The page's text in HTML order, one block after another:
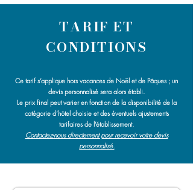
TARIF ET
CONDITIONS
Ce tarif s’applique hors vacances de Noël et de Pâques ; un
devis personnalisé sera alors établi.
Le prix final peut varier en fonction de la disponibilité de la
catégorie d’hôtel choisie et des éventuels ajustements
tarifaires de l’établissement.
Contactez-nous directement pour recevoir votre devis
personnalisé.